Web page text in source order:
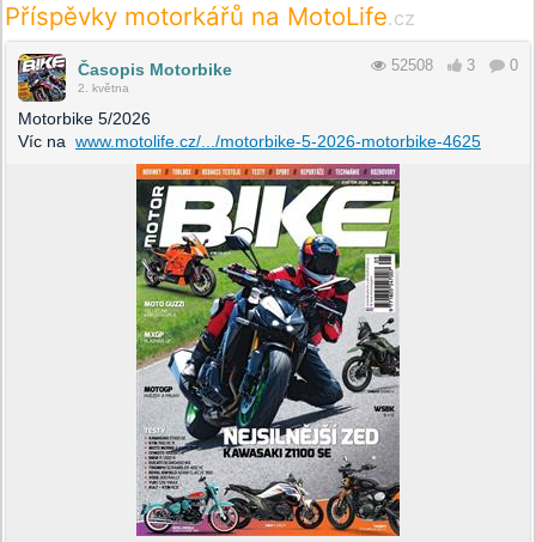
Příspěvky motorkářů na MotoLife.cz
Časopis Motorbike
2. května
52508 3 0
Motorbike 5/2026
Víc na www.motolife.cz/.../motorbike-5-2026-motorbike-4625